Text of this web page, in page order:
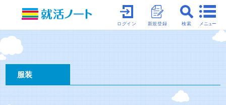
メニュー
検索
新規登録
ログイン
服装